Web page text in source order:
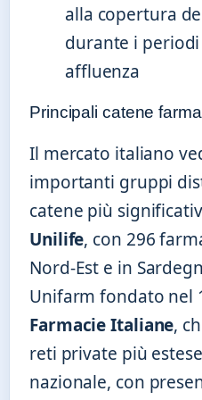
alla copertura
durante i
affluenza
Principali catene
Il mercato italiano
importanti gruppi
catene più
Unilife, con 296
Nord-Est e in
Unifarm fondato nel
Farmacie Italiane,
reti private più
nazionale, con